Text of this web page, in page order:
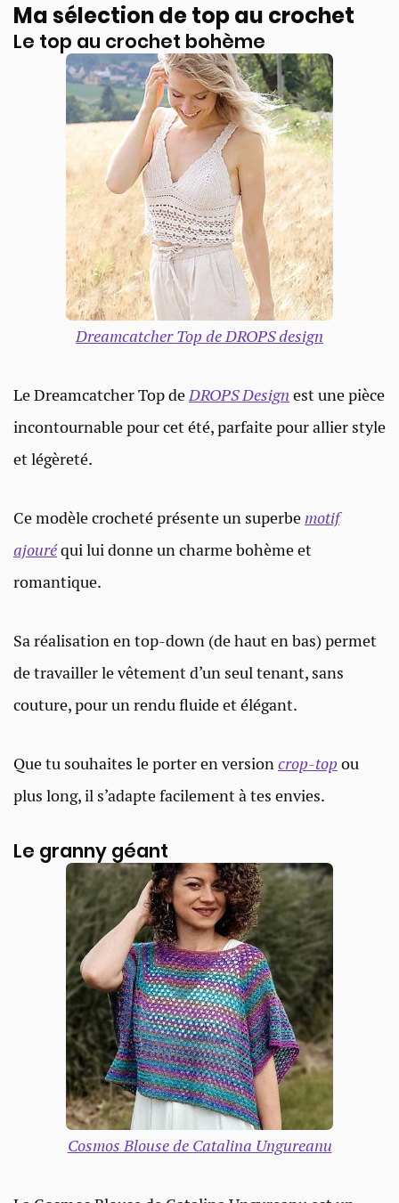
Ma sélection de top au crochet
Le top au crochet bohème
Dreamcatcher Top de DROPS design
Le Dreamcatcher Top deDROPS Design est une pièce
incontournable pour cet été, parfaite pour allier style
et légèreté.
Ce modèle crocheté présente un superbe motif
ajouréqui lui donne un charme bohème et
romantique.
Sa réalisation en top-down (de haut en bas) permet
de travailler le vêtement d’un seul tenant, sans
couture, pour un rendu fluide et élégant.
Que tu souhaites le porter en versioncrop-top ou
plus long, il s’adapte facilement à tes envies.
Le granny géant
Cosmos Blouse de Catalina Ungureanu